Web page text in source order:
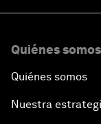
Quiénes somos
Quiénes somos
Nuestra